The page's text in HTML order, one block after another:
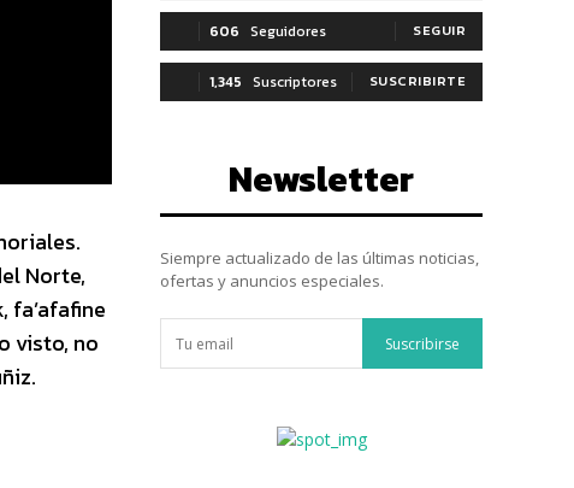
Norte,
fa’afafine
visto, no
606 Seguidores SEGUIR
1,345 Suscriptores SUSCRIBIRTE
Newsletter
Siempre actualizado de las últimas noticias,
ofertas y anuncios especiales.
Suscribirse